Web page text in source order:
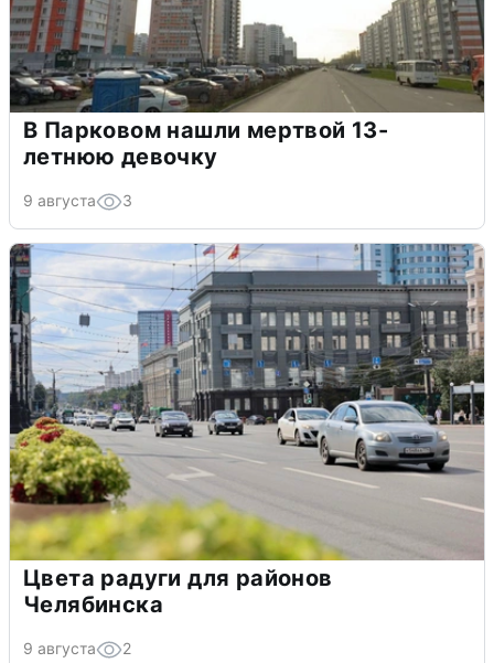
В Парковом нашли мертвой 13-
летнюю девочку
9 августа 3
Цвета радуги для районов
Челябинска
9 августа 2